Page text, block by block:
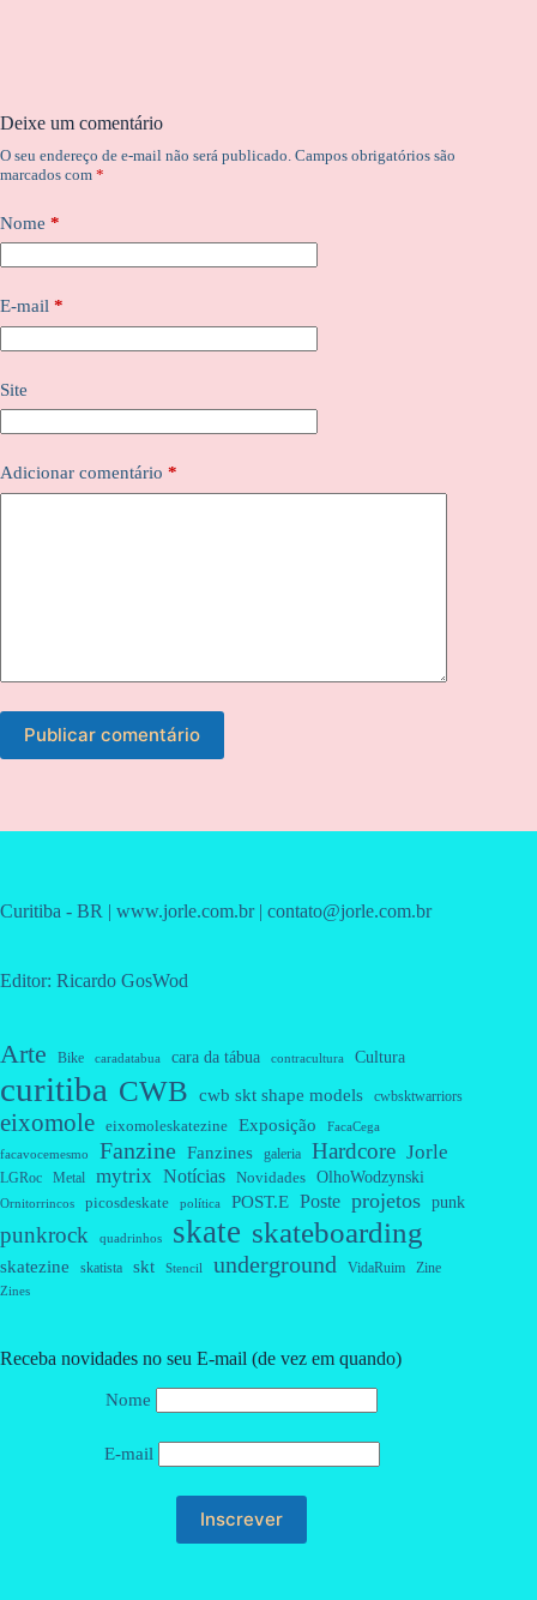
Deixe um comentário
O seu endereço de e-mail não será publicado. Campos obrigatórios são
marcados com *
Nome *
E-mail *
Site
Adicionar comentário *
Publicar comentário
Curitiba - BR | www.jorle.com.br | contato@jorle.com.br
Editor: Ricardo GosWod
Arte Bike caradatabua cara da tábua contracultura Cultura
curitiba CWB cwb skt shape models cwbsktwarriors
eixomole eixomoleskatezine Exposição FacaCega
facavocemesmo Fanzine Fanzines galeria Hardcore Jorle
LGRoc Metal mytrix Notícias Novidades OlhoWodzynski
Ornitorrincos picosdeskate política POST.E Poste projetos punk
punkrock quadrinhos skate skateboarding
skatezine skatista skt Stencil underground VidaRuim Zine
Zines
Receba novidades no seu E-mail (de vez em quando)
Nome
E-mail